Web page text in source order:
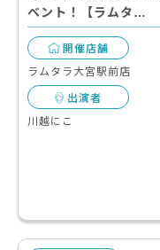
ベント！【ラムタ…
開催店舗
ラムタラ大宮駅前店
出演者
川越にこ